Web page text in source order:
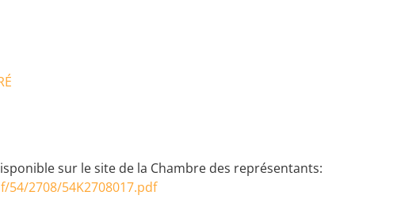
sur le site de la Chambre des représentants:
2708/54K2708017.pdf